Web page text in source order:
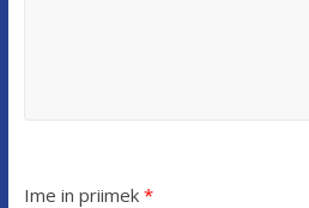
Ime in priimek *